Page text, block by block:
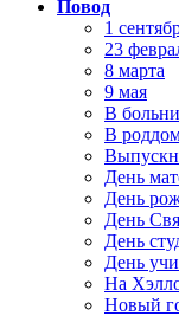
Повод
1
23
8 марта
9 мая
В
В
День
День
День
День
День
На
Новый